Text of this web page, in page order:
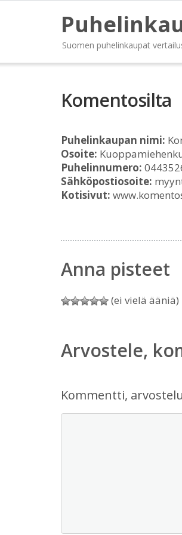
Suomen puhelinkaupat
Komentosilta
Puhelinkaupan nimi:
Osoite:
Puhelinnumero:
Sähköpostiosoite:
Kotisivut:
Anna pisteet
(ei vielä ääniä)
Arvostele,
Kommentti,